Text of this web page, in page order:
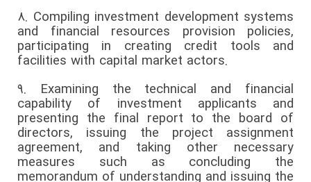
8. Compiling investment development systems
and financial resources provision policies,
participating in creating credit tools and
facilities with capital market actors.
9. Examining the technical and financial
capability of investment applicants and
presenting the final report to the board of
directors, issuing the project assignment
agreement, and taking other necessary
measures such as concluding the
memorandum of understanding and issuing the